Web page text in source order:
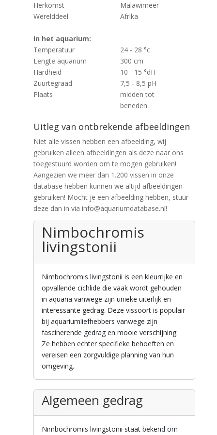
Herkomst
Malawimeer
Werelddeel
Afrika
In het aquarium:
Temperatuur
24 - 28 °c
Lengte aquarium
300 cm
Hardheid
10 - 15 °dH
Zuurtegraad
7,5 - 8,5 pH
Plaats
midden tot
beneden
Uitleg van ontbrekende afbeeldingen
Niet alle vissen hebben een afbeelding, wij
gebruiken alleen afbeeldingen als deze naar ons
toegestuurd worden om te mogen gebruiken!
Aangezien we meer dan 1.200 vissen in onze
database hebben kunnen we altijd afbeeldingen
gebruiken! Mocht je een afbeelding hebben, stuur
deze dan in via info@aquariumdatabase.nl!
Nimbochromis
livingstonii
Nimbochromis livingstonii is een kleurrijke en
opvallende cichlide die vaak wordt gehouden
in aquaria vanwege zijn unieke uiterlijk en
interessante gedrag. Deze vissoort is populair
bij aquariumliefhebbers vanwege zijn
fascinerende gedrag en mooie verschijning.
Ze hebben echter specifieke behoeften en
vereisen een zorgvuldige planning van hun
omgeving.
Algemeen gedrag
Nimbochromis livingstonii staat bekend om